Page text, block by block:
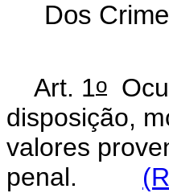
Dos
Art. 1o
disposição,
valores
penal.